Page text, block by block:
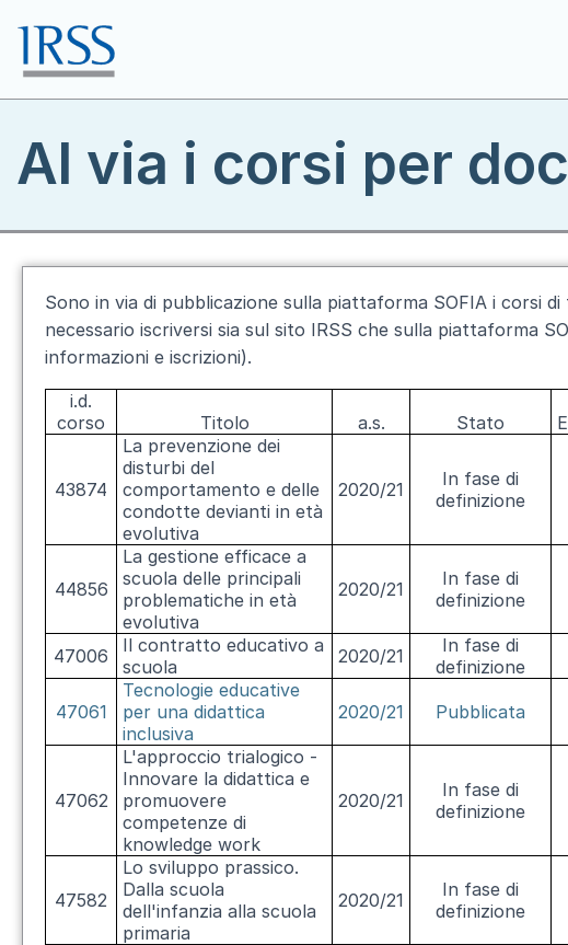
Al via i corsi per
Sono in via di pubblicazione sulla piattaforma SOFIA i corsi
necessario iscriversi sia sul sito IRSS che sulla piattaforma
informazioni e iscrizioni).
i.d.
corso
Titolo a.s. Stato
43874
La prevenzione dei
disturbi del
comportamento e delle
condotte devianti in età
evolutiva
2020/21
In fase di
definizione
44856
La gestione efficace a
scuola delle principali
problematiche in età
evolutiva
2020/21
In fase di
definizione
47006
Il contratto educativo a
scuola
2020/21
In fase di
definizione
47061
Tecnologie educative
per una didattica
inclusiva
2020/21 Pubblicata
47062
L'approccio trialogico -
Innovare la didattica e
promuovere
competenze di
knowledge work
2020/21
In fase di
definizione
47582
Lo sviluppo prassico.
Dalla scuola
dell'infanzia alla scuola
primaria
2020/21
In fase di
definizione